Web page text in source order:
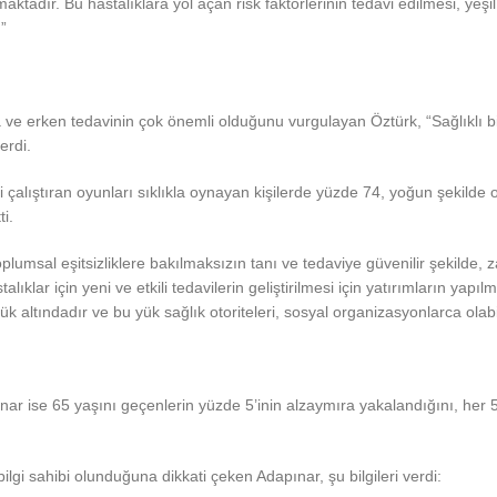
erken tedavinin çok önemli olduğunu vurgulayan Öztürk,
oyunları sıklıkla oynayan kişilerde yüzde 74, yoğun
eşitsizliklere bakılmaksızın tanı ve tedaviye güvenilir
için yeni ve etkili tedavilerin geliştirilmesi için yatırımların
altındadır ve bu yük sağlık otoriteleri, sosyal organizasyonlarca
65 yaşını geçenlerin yüzde 5’inin alzaymıra yakalandığını, her
sahibi olunduğuna dikkati çeken Adapınar, şu bilgileri verdi: